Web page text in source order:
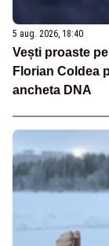
5 aug. 2026, 18:40
Vești proaste
Florian Coldea
ancheta DNA